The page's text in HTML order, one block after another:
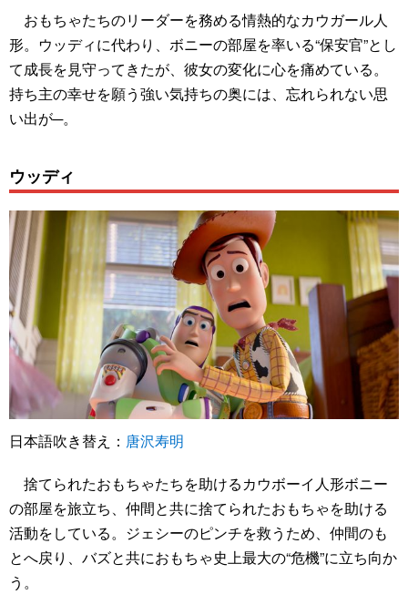
おもちゃたちのリーダーを務める情熱的なカウガール人
形。ウッディに代わり、ボニーの部屋を率いる“保安官”とし
て成長を見守ってきたが、彼女の変化に心を痛めている。
持ち主の幸せを願う強い気持ちの奥には、忘れられない思
い出が─。
ウッディ
日本語吹き替え： 唐沢寿明
捨てられたおもちゃたちを助けるカウボーイ人形ボニー
の部屋を旅立ち、仲間と共に捨てられたおもちゃを助ける
活動をしている。ジェシーのピンチを救うため、仲間のも
とへ戻り、バズと共におもちゃ史上最大の“危機”に立ち向か
う。